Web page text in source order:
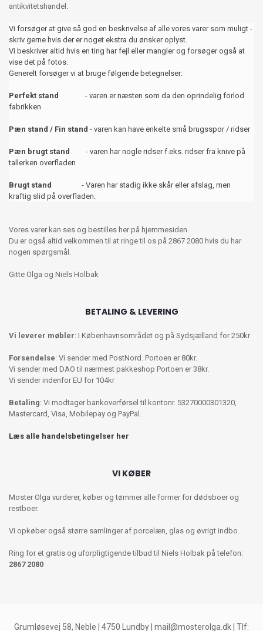
antikvitetshandel.
Vi forsøger at give så god en beskrivelse af alle vores varer som muligt -
skriv gerne hvis der er noget ekstra du ønsker oplyst.
Vi beskriver altid hvis en ting har fejl eller mangler og forsøger også at
vise det på fotos.
Generelt forsøger vi at bruge følgende betegnelser:
Perfekt stand - varen er næsten som da den oprindelig forlod
fabrikken
Pæn stand / Fin stand - varen kan have enkelte små brugsspor / ridser
Pæn brugt stand
- varen har nogle ridser f.eks. ridser fra knive på
tallerken overfladen
Brugt stand
- Varen har stadig ikke skår eller afslag, men
kraftig slid på overfladen.
Vores varer kan ses og bestilles her på hjemmesiden.
Du er også altid velkommen til at ringe til os på 2867 2080 hvis du har
nogen spørgsmål.
Gitte Olga og Niels Holbak
BETALING & LEVERING
Vi leverer møbler: I Københavnsområdet og på Sydsjælland for 250kr
Forsendelse: Vi sender med PostNord. Portoen er 80kr.
Vi sender med DAO til nærmest pakkeshop Portoen er 38kr.
Vi sender indenfor EU for 104kr
Betaling: Vi modtager bankoverførsel til kontonr. 53270000301320,
Mastercard, Visa, Mobilepay og PayPal.
Læs alle handelsbetingelser her
VI KØBER
Moster Olga vurderer, køber og tømmer alle former for dødsboer og
restboer.
Vi opkøber også større samlinger af porcelæn, glas og øvrigt indbo.
Ring for et gratis og uforpligtigende tilbud til Niels Holbak på telefon:
2867 2080
Grumløsevej 58, Neble | 4750 Lundby | mail@mosterolga.dk | Tlf: